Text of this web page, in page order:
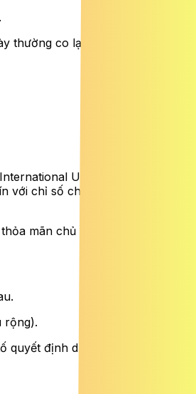
thường co lại phần lớn sau một
Urogynecology
với chỉ số chức năng tình dục
mãn chủ yếu do các yếu tố
rộng).
quyết định duy nhất đến cảm